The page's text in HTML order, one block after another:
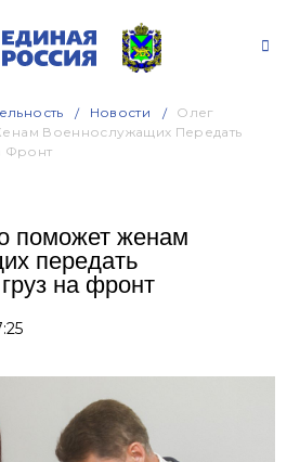
Новости
Олег
Военнослужащих Передать
Фронт
поможет женам
передать
на фронт